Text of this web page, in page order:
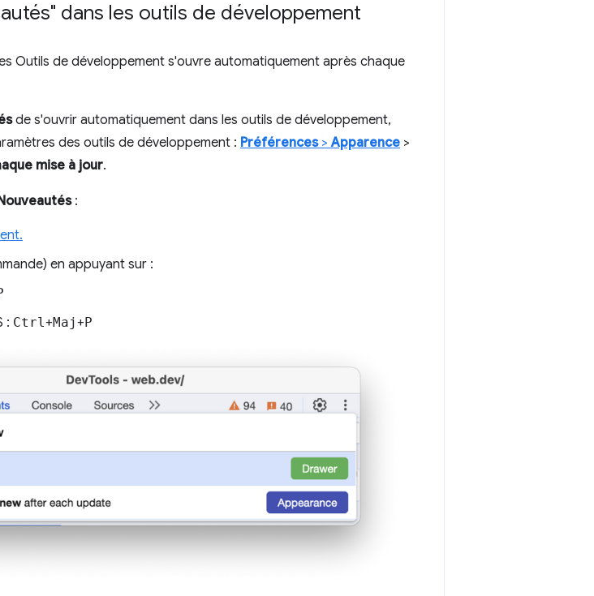
dans les outils de développement
Outils de développement s'ouvre automatiquement après chaque
de s'ouvrir automatiquement dans les outils de développement,
des outils de développement : Préférences>Apparence >
mise à jour.
:
en appuyant sur :
: Ctrl+Maj+ P